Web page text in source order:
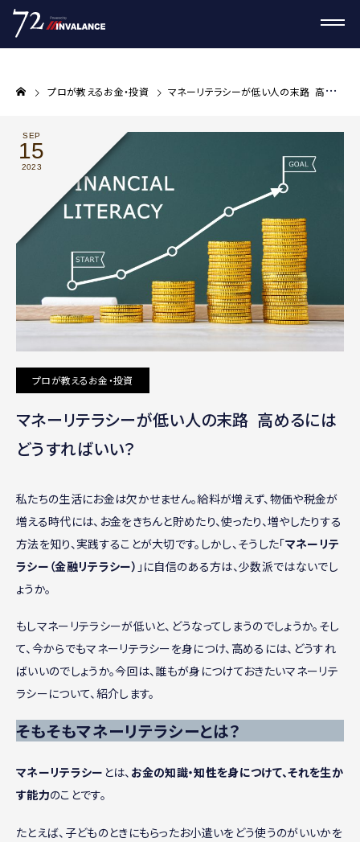
プロが教えるお金・投資 マネーリテラシーが低い人の末路 高めるにはどうすればいい？
SEP
15
2023
プロが教えるお金・投資
マネーリテラシーが低い人の末路 高めるには
どうすればいい？
私たちの生活にお金は欠かせません。給料が増えず、物価や税金が
増える時代には、お金をきちんと貯めたり、使ったり、増やしたりする
方法を知り、実践することが大切です。しかし、そうした「マネーリテ
ラシー（金融リテラシー） 」に自信のある方は、少数派ではないでし
ょうか。
もしマネーリテラシーが低いと、どうなってしまうのでしょうか。そし
て、今からでもマネーリテラシーを身につけ、高めるには、どうすれ
ばいいのでしょうか。今回は、誰もが身につけておきたいマネーリテ
ラシーについて、紹介します。
そもそもマネーリテラシーとは？
マネーリテラシー とは、 お金の知識・知性を身につけて、それを生か
す能力のことです。
たとえば、子どものときにもらったお小遣いをどう使うのがいいかを